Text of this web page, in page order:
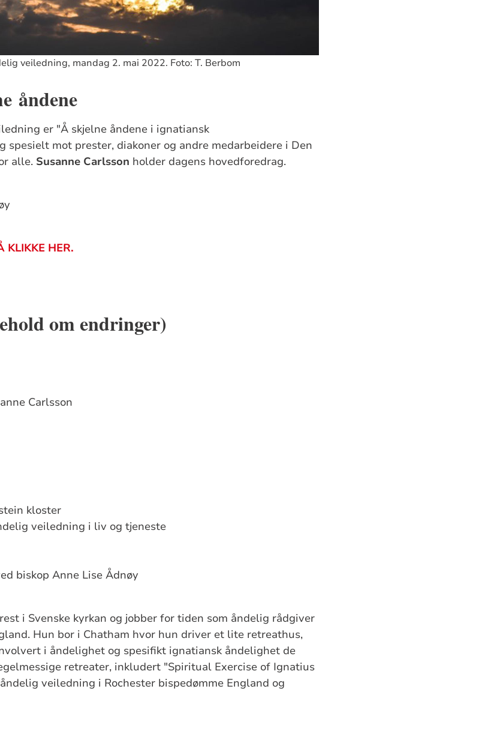
veiledning, mandag 2. mai 2022. Foto: T. Berbom
åndene
er "Å skjelne åndene i ignatiansk
spesielt mot prester, diakoner og andre medarbeidere i Den
alle. Susanne Carlsson holder dagens hovedforedrag.
KLIKKE HER.
om endringer)
Carlsson
kloster
veiledning i liv og tjeneste
biskop Anne Lise Ådnøy
i Svenske kyrkan og jobber for tiden som åndelig rådgiver
Hun bor i Chatham hvor hun driver et lite retreathus,
i åndelighet og spesifikt ignatiansk åndelighet de
retreater, inkludert "Spiritual Exercise of Ignatius
veiledning i Rochester bispedømme England og